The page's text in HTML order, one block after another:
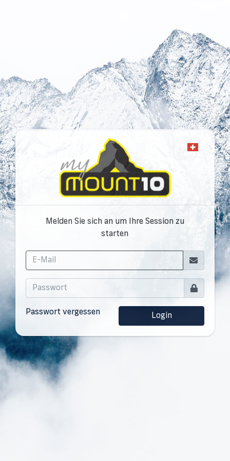
Melden Sie sich an um Ihre Session zu
starten
Passwort vergessen Login